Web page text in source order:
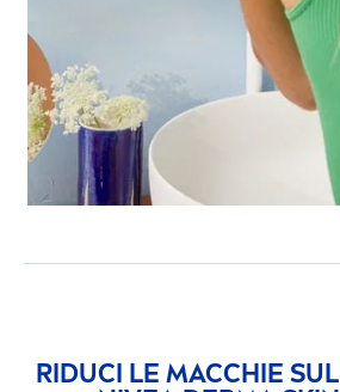
RIDUCI LE MACCHIE SUL